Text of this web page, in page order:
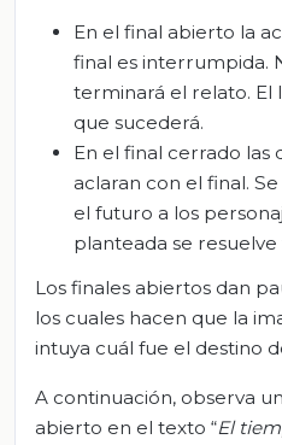
En el final abierto la
final es interrumpida.
terminará el relato.
que sucederá.
En el final cerrado las
aclaran con el final.
el futuro a los
planteada se
Los finales abiertos dan
los cuales hacen que la
intuya cuál fue el destino
A continuación, observa
abierto en el texto “El